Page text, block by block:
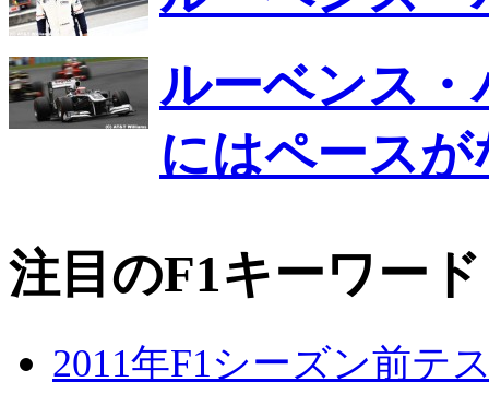
ルーベンス
にはペースが
注目のF1キーワード
2011年F1シーズン前テ